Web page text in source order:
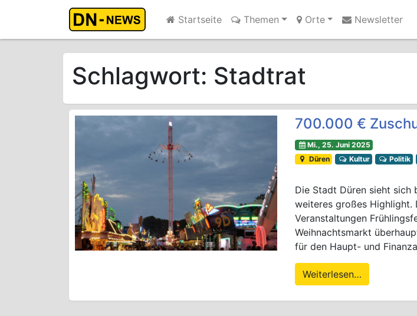
Startseite
Themen Orte Newsletter
Schlagwort: Stadtrat
700.000 €
Mi., 25. Juni 2025
Düren
Kultur Politik
Die Stadt Düren sieht sich
weiteres großes
Veranstaltungen
Weihnachtsmarkt
für den Haupt- und
Weiterlesen…